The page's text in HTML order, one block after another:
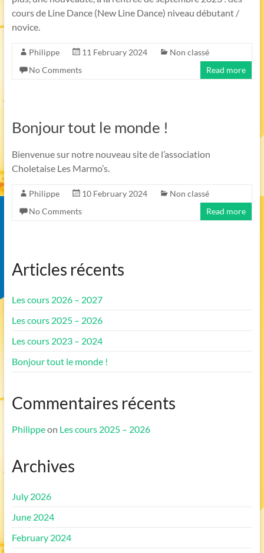
cours de Line Dance (New Line Dance) niveau débutant /
novice.
Philippe 11 February 2024
Non classé
No Comments
Read more
Bonjour tout le monde !
Bienvenue sur notre nouveau site de l’association
Choletaise Les Marmo’s.
Philippe 10 February 2024
Non classé
No Comments
Read more
Articles récents
Les cours 2026 – 2027
Les cours 2025 – 2026
Les cours 2023 – 2024
Bonjour tout le monde !
Commentaires récents
Philippeon Les cours 2025 – 2026
Archives
July 2026
June 2024
February 2024